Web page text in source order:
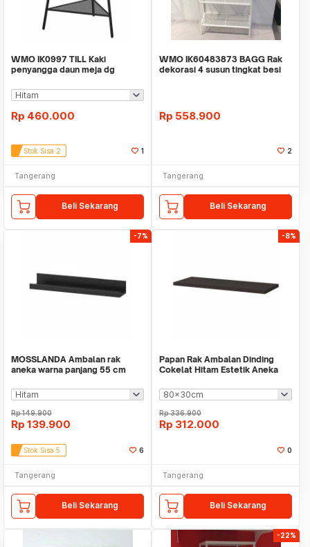
WMO IK0997 TILL Kaki
penyangga daun meja dg
Rp 460.000
Stok Sisa 2 1
Tangerang
Beli Sekarang
WMO IK60483873 BAGG Rak
dekorasi 4 susun tingkat besi
Rp 558.900
2
Tangerang
Beli Sekarang
-7%
MOSSLANDA Ambalan rak
aneka warna panjang 55 cm
Rp149.900
Rp 139.900
Stok Sisa 5 6
Tangerang
Beli Sekarang
-8%
Papan Rak Ambalan Dinding
Cokelat Hitam Estetik Aneka
Rp336.900
Rp 312.000
0
Tangerang
Beli Sekarang
-22%